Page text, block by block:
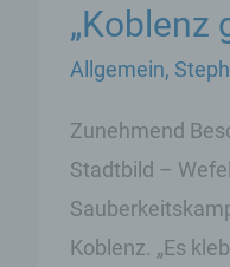
„Koblenz
Allgemein,
Zunehmend
Stadtbild –
Koblenz. „Es